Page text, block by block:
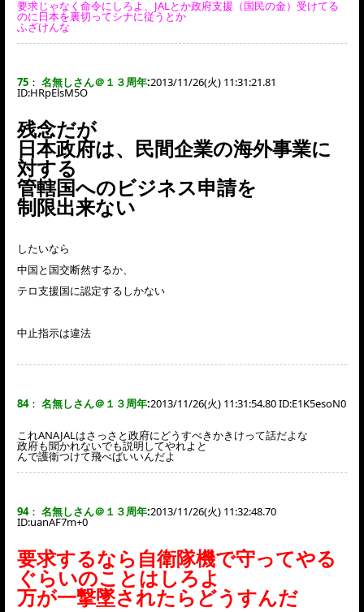
要求じゃなく命令にしろよ、JALとか政府支援（国民の金）受けてる
のに日本を裏切ってシナに従うとか
ふざけんな
75 ： 名無しさん＠１３周年:2013/11/26(火) 11:31:21.81
ID:HRpElsM5O
残念だが
日本政府は、民間企業の海外事業に
対する
管轄国へのビジネス申請を
制限出来ない
したいなら
中国と国交断然するか、
テロ支援国に認定するしかない
中止指示は違法
84： 名無しさん＠１３周年:2013/11/26(火) 11:31:54.80 ID:E1K5esoN0
これANAJALはさっさと政府にどうすべきかきけって話だよな
政府も聞かれないでも説明してやれよと
んで護衛つけて飛べばいいんだよ
94： 名無しさん＠１３周年:2013/11/26(火) 11:32:48.70
ID:uanAF7m+0
要求するなら自衛隊機で守ってやる
ぐらいのことはしろよ
万が一撃墜されたらどうすんだ